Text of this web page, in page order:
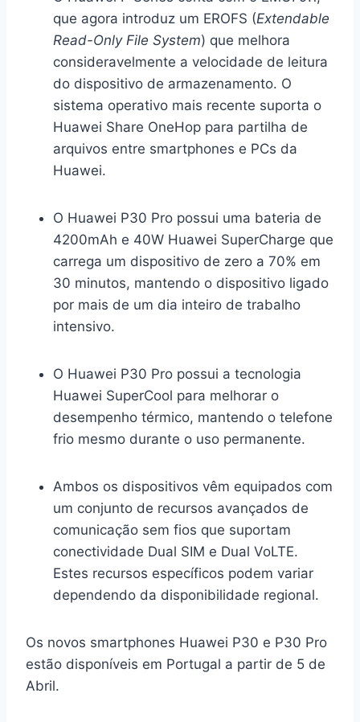
que agora introduz um EROFS (Extendable
Read-Only File System) que melhora
consideravelmente a velocidade de leitura
do dispositivo de armazenamento. O
sistema operativo mais recente suporta o
Huawei Share OneHop para partilha de
arquivos entre smartphones e PCs da
Huawei.
O Huawei P30 Pro possui uma bateria de
4200mAh e 40W Huawei SuperCharge que
carrega um dispositivo de zero a 70% em
30 minutos, mantendo o dispositivo ligado
por mais de um dia inteiro de trabalho
intensivo.
O Huawei P30 Pro possui a tecnologia
Huawei SuperCool para melhorar o
desempenho térmico, mantendo o telefone
frio mesmo durante o uso permanente.
Ambos os dispositivos vêm equipados com
um conjunto de recursos avançados de
comunicação sem fios que suportam
conectividade Dual SIM e Dual VoLTE.
Estes recursos específicos podem variar
dependendo da disponibilidade regional.
Os novos smartphones Huawei P30 e P30 Pro
estão disponíveis em Portugal a partir de 5 de
Abril.